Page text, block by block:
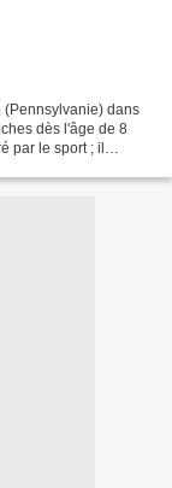
(Pennsylvanie) dans
dès l'âge de 8
par le sport ; il